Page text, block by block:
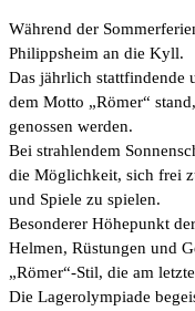
Während der
Philippsheim an die Kyll.
Das jährlich stattfindende
dem Motto „Römer“
genossen werden.
Bei strahlendem
die Möglichkeit, sich frei
und Spiele zu spielen.
Besonderer Höhepunkt
Helmen, Rüstungen und
„Römer“-Stil, die am
Die Lagerolympiade